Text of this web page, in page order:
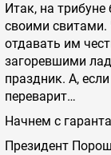
Итак, на
своими
отдавать им
загоревшими
праздник. А,
переварит…
Начнем с
Президент